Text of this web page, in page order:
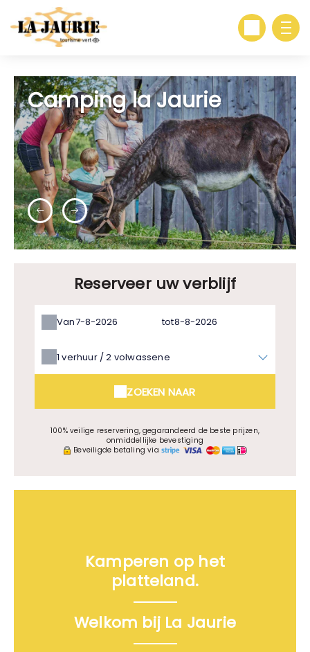
Camping la Jaurie
Reserveer uw verblijf
Van tot
1verhuur /2 volwassene
ZOEKEN NAAR
100% veilige reservering, gegarandeerd de beste prijzen,
onmiddellijke bevestiging
Beveiligde betaling via
Kamperen op het
platteland.
Welkom bij La Jaurie